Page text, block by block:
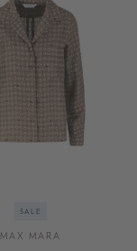
SALE
MAX MARA